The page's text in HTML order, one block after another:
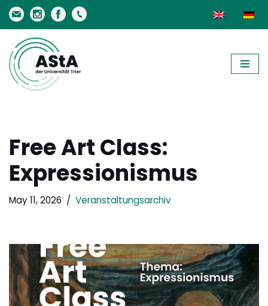
Skip
to
content
Free Art Class:
Expressionismus
May 11, 2026 Veranstaltungsarchiv